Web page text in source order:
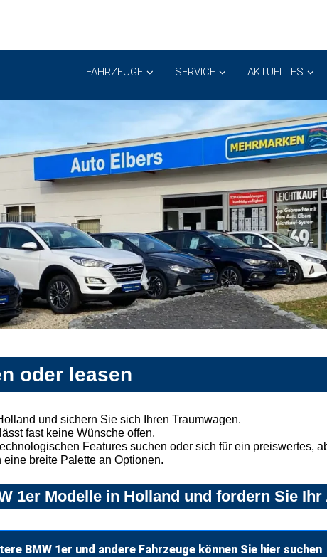
FAHRZEUGE SERVICE AKTUELLES
oder leasen
und sichern Sie sich Ihren Traumwagen.
fast keine Wünsche offen.
Features suchen oder sich für ein preiswertes,
breite Palette an Optionen.
1er Modelle in Holland und fordern Sie Ihr
BMW 1er und andere Fahrzeuge können Sie hier suchen